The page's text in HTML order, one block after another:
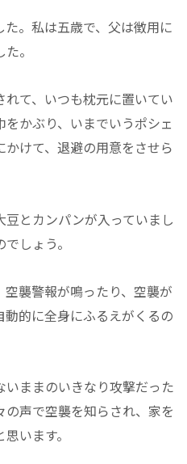
。私は五歳で、父は徴用に
。
て、いつも枕元に置いてい
かぶり、いまでいうポシェ
けて、退避の用意をさせら
とカンパンが入っていまし
しょう。
襲警報が鳴ったり、空襲が
的に全身にふるえがくるの
ままのいきなり攻撃だった
声で空襲を知らされ、家を
います。